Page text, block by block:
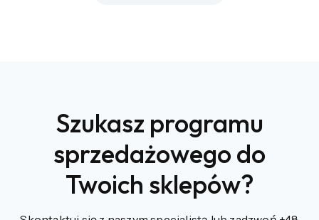
Szukasz programu
sprzedażowego do
Twoich sklepów?